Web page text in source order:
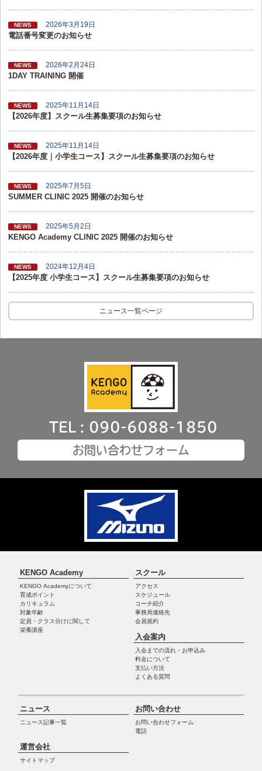
NEWS 2026年3月19日
電話番号変更のお知らせ
NEWS 2026年2月24日
1DAY TRAINING 開催
NEWS 2025年11月14日
【2026年度】スクール生募集要項のお知らせ
NEWS 2025年11月14日
【2026年度｜小学生コース】スクール生募集要項のお知らせ
NEWS 2025年7月5日
SUMMER CLINIC 2025 開催のお知らせ
NEWS 2025年5月2日
KENGO Academy CLINIC 2025 開催のお知らせ
NEWS 2024年12月4日
【2025年度 小学生コース】スクール生募集要項のお知らせ
ニュース一覧ページ
TEL : 090-6088-1850
お問い合わせフォーム
KENGO Academy
KENGO Academyについて
育成ポイント
カリキュラム
対象年齢
定員・クラス分けに関して
栄養講座
スクール
アクセス
スケジュール
コーチ紹介
事務局連絡先
会員規約
入会案内
入会までの流れ・お申込み
料金について
支払い方法
よくある質問
ニュース
ニュース記事一覧
お問い合わせ
お問い合わせフォーム
電話
運営会社
サイトマップ